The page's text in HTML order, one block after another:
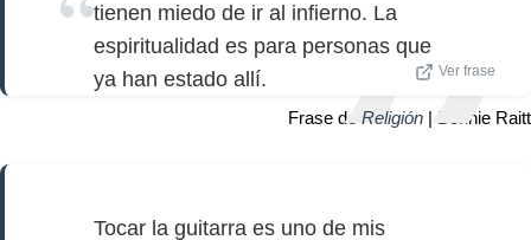
tienen miedo de ir al infierno. La
espiritualidad es para personas que
ya han estado allí.
Ver frase
Frase de Religión | Bonnie Raitt
Tocar la guitarra es uno de mis